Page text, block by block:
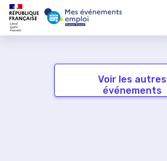
Voir les autres
événements